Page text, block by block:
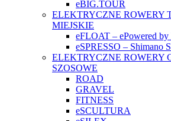
eBIG.TOUR
ELEKTRYCZNE ROWERY
MIEJSKIE
eFLOAT – ePowered by
eSPRESSO – Shimano
ELEKTRYCZNE ROWERY
SZOSOWE
ROAD
GRAVEL
FITNESS
eSCULTURA